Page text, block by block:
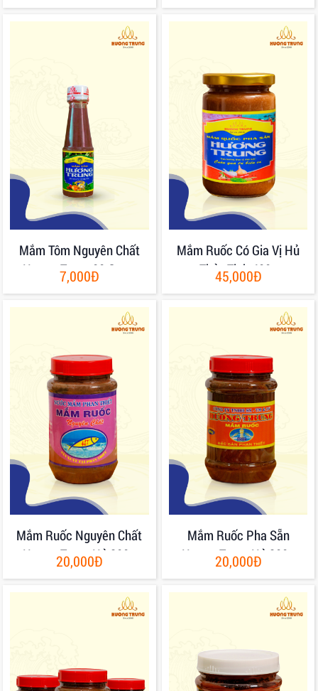
Mắm Tôm Nguyên Chất
Hương Trung 80 Gram
7,000Đ
Mắm Ruốc Có Gia Vị Hủ
Thủy Tinh 400g
45,000Đ
Mắm Ruốc Nguyên Chất
Hương Trung Hủ 200g
20,000Đ
Mắm Ruốc Pha Sẵn
Hương Trung Hủ 200g
20,000Đ